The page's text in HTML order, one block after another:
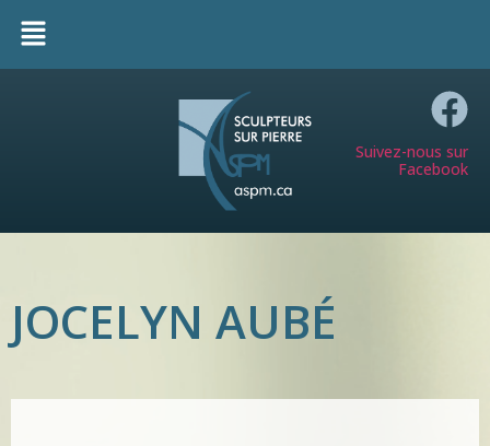
Suivez-nous sur
Facebook
JOCELYN AUBÉ